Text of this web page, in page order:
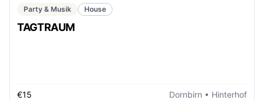
Party & Musik
House
TAGTRAUM
€15 Dornbirn • Hinterhof